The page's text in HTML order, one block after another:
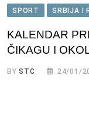
SPORT SRBIJA I
KALENDAR
ČIKAGU I
BYSTC 24/01/